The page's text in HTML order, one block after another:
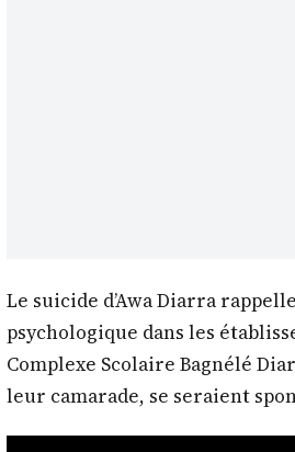
Le suicide d’Awa Diarra
psychologique dans les
Complexe Scolaire Bagnélé
leur camarade, se seraient